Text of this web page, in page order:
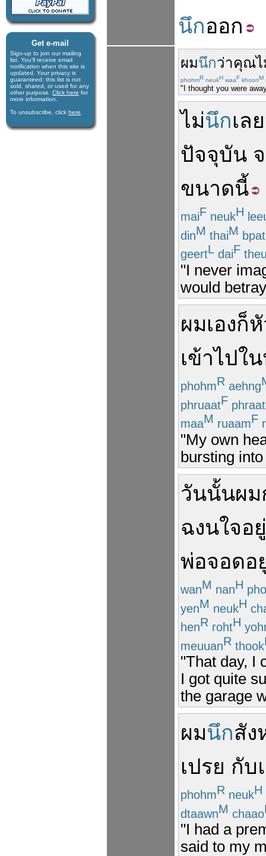
Get e-mail
Sign-up to join our mail­ing
list. You'll receive e­mail
notification when this site is
updated. Your privacy is
guaran­teed; this list is not
sold, shared, or used for any
other purpose. Click here for
more infor­mation.
To unsubscribe, click here
นึกออก
ผมนึกว่าคุณ
phohmR neukH waaF khoonM
"I thought you were
ไม่นึกเลย
ปัจจุบัน
ขนาดนี้
maiF neukH
dinM thaiM bpat
geertL daiF
"I never
would
ผมเองก็
เข้าไปใน
phohmR aehng
phruaatF phraat
maaM ruaamF
"My own
bursting
วันนั้นผม
ฉงนใจอยู่
พ่อจอดอ
wanM nanH
yenM neukH
henR rohtH
meuuanR thook
"That day, I
I got quite
the garage
ผมนึกสัง
เปรย กับ
phohmR neukH
dtaawnM chaao
"I had a
said to my